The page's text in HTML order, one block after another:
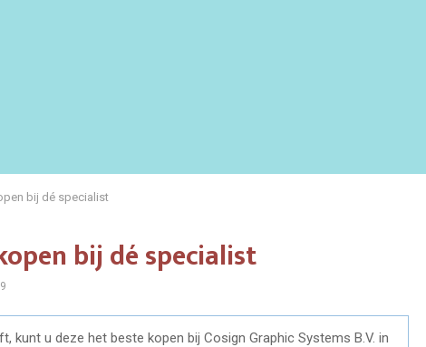
bij dé specialist
bij dé specialist
kunt u deze het beste kopen bij Cosign Graphic Systems B.V. in